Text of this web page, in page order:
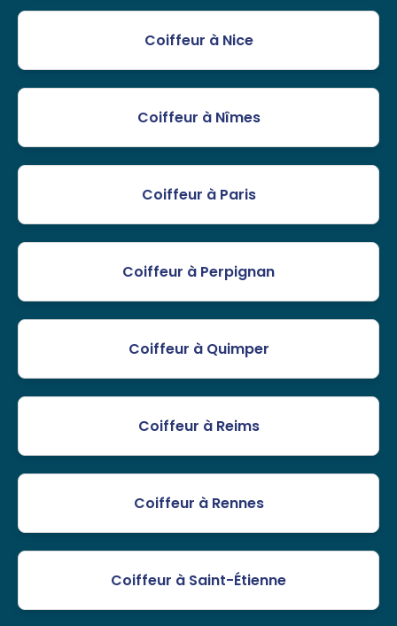
Coiffeur à Nice
Coiffeur à Nîmes
Coiffeur à Paris
Coiffeur à Perpignan
Coiffeur à Quimper
Coiffeur à Reims
Coiffeur à Rennes
Coiffeur à Saint-Étienne